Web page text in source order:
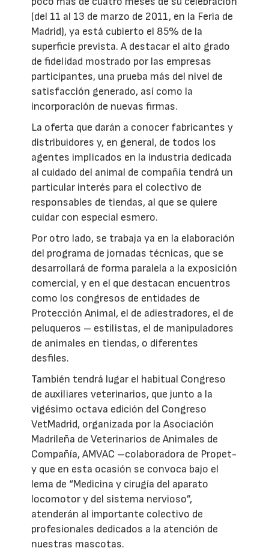
(del 11 al 13 de marzo de 2011, en la Feria de
Madrid), ya está cubierto el 85% de la
superficie prevista. A destacar el alto grado
de fidelidad mostrado por las empresas
participantes, una prueba más del nivel de
satisfacción generado, así como la
incorporación de nuevas firmas.
La oferta que darán a conocer fabricantes y
distribuidores y, en general, de todos los
agentes implicados en la industria dedicada
al cuidado del animal de compañía tendrá un
particular interés para el colectivo de
responsables de tiendas, al que se quiere
cuidar con especial esmero.
Por otro lado, se trabaja ya en la elaboración
del programa de jornadas técnicas, que se
desarrollará de forma paralela a la exposición
comercial, y en el que destacan encuentros
como los congresos de entidades de
Protección Animal, el de adiestradores, el de
peluqueros – estilistas, el de manipuladores
de animales en tiendas, o diferentes
desfiles.
También tendrá lugar el habitual Congreso
de auxiliares veterinarios, que junto a la
vigésimo octava edición del Congreso
VetMadrid, organizada por la Asociación
Madrileña de Veterinarios de Animales de
Compañía, AMVAC –colaboradora de Propet-
y que en esta ocasión se convoca bajo el
lema de “Medicina y cirugía del aparato
locomotor y del sistema nervioso”,
atenderán al importante colectivo de
profesionales dedicados a la atención de
nuestras mascotas.